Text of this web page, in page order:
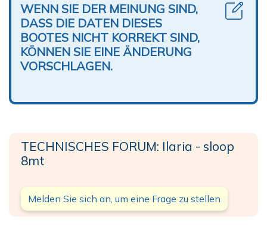
WENN SIE DER MEINUNG SIND,
DASS DIE DATEN DIESES
BOOTES NICHT KORREKT SIND,
KÖNNEN SIE EINE ÄNDERUNG
VORSCHLAGEN.
TECHNISCHES FORUM: Ilaria - sloop
8mt
Melden Sie sich an, um eine Frage zu stellen